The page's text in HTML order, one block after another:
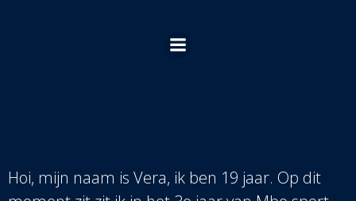
de
Hoi, mijn naam is Vera, ik ben 19 jaar. Op dit